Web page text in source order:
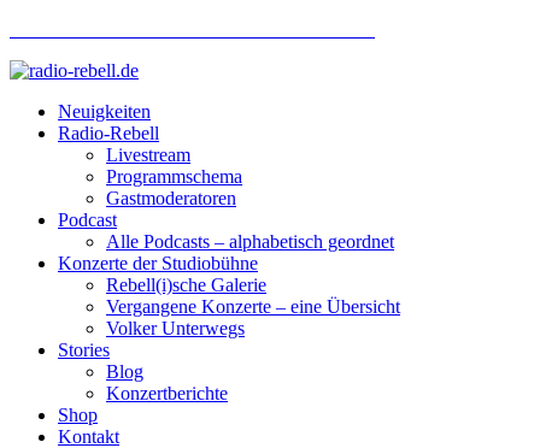
Neuigkeiten
Radio-Rebell
Livestream
Programmschema
Gastmoderatoren
Podcast
Alle Podcasts – alphabetisch geordnet
Konzerte der Studiobühne
Rebell(i)sche Galerie
Vergangene Konzerte – eine Übersicht
Volker Unterwegs
Stories
Blog
Konzertberichte
Shop
Kontakt